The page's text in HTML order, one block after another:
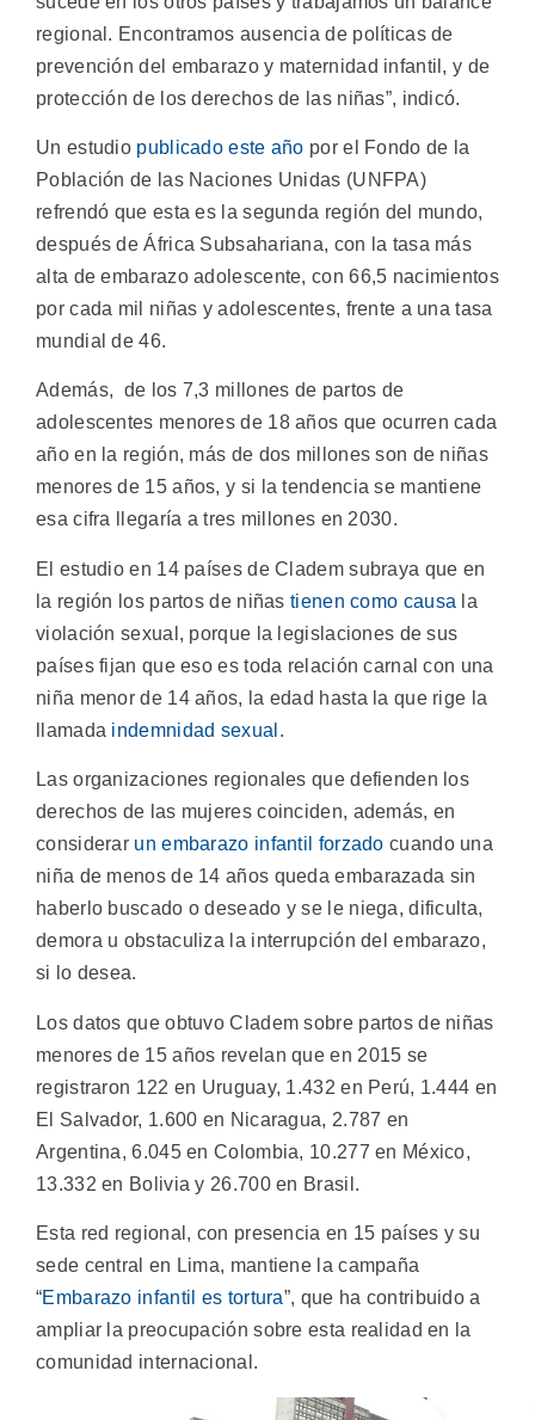
regional. Encontramos ausencia de políticas de
prevención del embarazo y maternidad infantil, y de
protección de los derechos de las niñas”, indicó.
Un estudio publicado este año por el Fondo de la
Población de las Naciones Unidas (UNFPA)
refrendó que esta es la segunda región del mundo,
después de África Subsahariana, con la tasa más
alta de embarazo adolescente, con 66,5 nacimientos
por cada mil niñas y adolescentes, frente a una tasa
mundial de 46.
Además, de los 7,3 millones de partos de
adolescentes menores de 18 años que ocurren cada
año en la región, más de dos millones son de niñas
menores de 15 años, y si la tendencia se mantiene
esa cifra llegaría a tres millones en 2030.
El estudio en 14 países de Cladem subraya que en
la región los partos de niñastienen como causa la
violación sexual, porque la legislaciones de sus
países fijan que eso es toda relación carnal con una
niña menor de 14 años, la edad hasta la que rige la
llamada indemnidad sexual .
Las organizaciones regionales que defienden los
derechos de las mujeres coinciden, además, en
considerar un embarazo infantil forzado cuando una
niña de menos de 14 años queda embarazada sin
haberlo buscado o deseado y se le niega, dificulta,
demora u obstaculiza la interrupción del embarazo,
si lo desea.
Los datos que obtuvo Cladem sobre partos de niñas
menores de 15 años revelan que en 2015 se
registraron 122 en Uruguay, 1.432 en Perú, 1.444 en
El Salvador, 1.600 en Nicaragua, 2.787 en
Argentina, 6.045 en Colombia, 10.277 en México,
13.332 en Bolivia y 26.700 en Brasil.
Esta red regional, con presencia en 15 países y su
sede central en Lima, mantiene la campaña
“Embarazo infantil es tortura”, que ha contribuido a
ampliar la preocupación sobre esta realidad en la
comunidad internacional.